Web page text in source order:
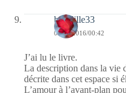
brindille33
03/09/2016/00:42
J’ai lu le livre.
La description dans la vie
décrite dans cet espace si
L’amour à l’avant-plan